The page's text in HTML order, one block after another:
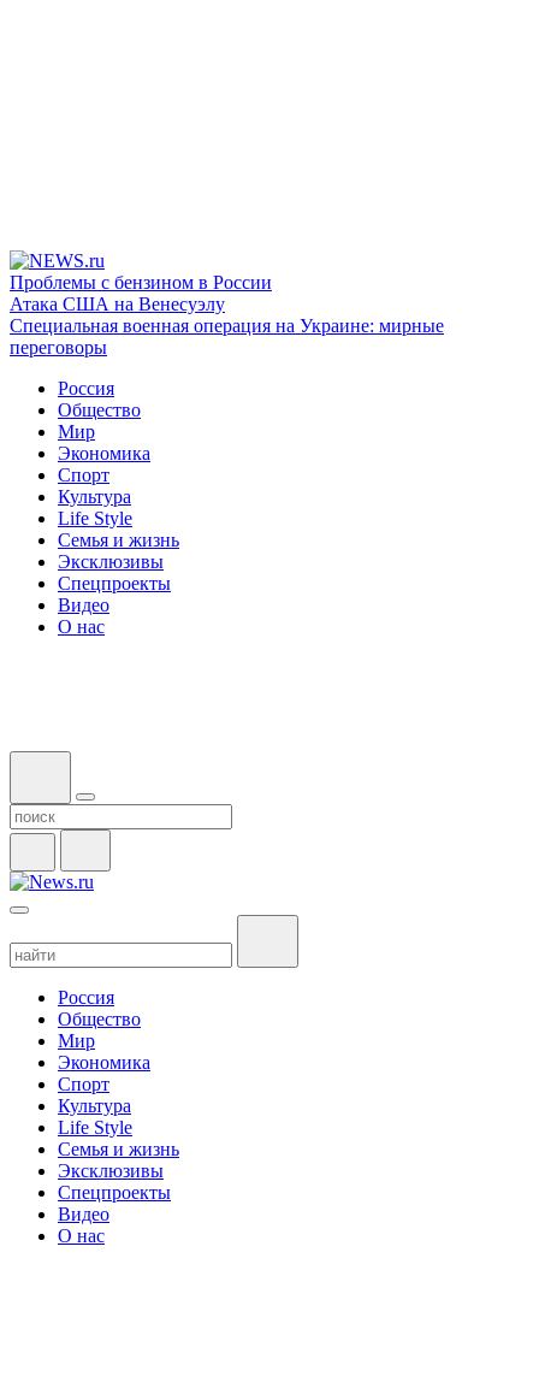
Проблемы с бензином в России
Атака США на Венесуэлу
Специальная военная операция на Украине: мирные
переговоры
Россия
Общество
Мир
Экономика
Спорт
Культура
Life Style
Семья и жизнь
Эксклюзивы
Спецпроекты
Видео
О нас
Россия
Общество
Мир
Экономика
Спорт
Культура
Life Style
Семья и жизнь
Эксклюзивы
Спецпроекты
Видео
О нас